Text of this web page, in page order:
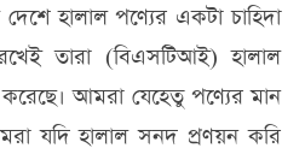
হালাল পণ্যের একটা চাহিদা
তারা (বিএসটিআই) হালাল
আমরা যেহেতু পণ্যের মান
যদি হালাল সনদ প্রণয়ন করি